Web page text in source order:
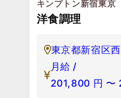
キンプトン新宿東京
洋食調理
東京都新宿区
月給 /
201,800 円 〜